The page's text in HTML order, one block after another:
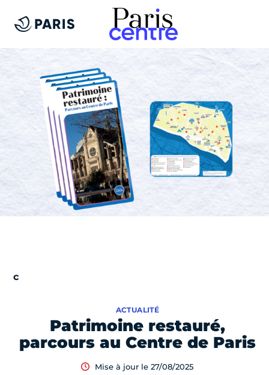
Patrimoine restauré,
parcours au Centre de Paris
ACTUALITÉ
Mise à jour le 27/08/2025